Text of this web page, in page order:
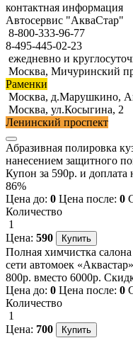
контактная информация
Автосервис "АкваСтар"
8-800-333-96-77
8-495-445-02-23
ежедневно и
Москва, Мичуринский
Раменки
Москва, д.Марушкино,
Москва, ул.Косыгина, 2
Ленинский проспект
Абразивная полировка
нанесением защитного
Купон за 590р. и доплата
86%
Цена до: 0 Цена после: 0
Количество
1
Цена: 590
Полная химчистка
сети автомоек
800р. вместо 6000р.
Цена до: 0 Цена после: 0
Количество
1
Цена: 700